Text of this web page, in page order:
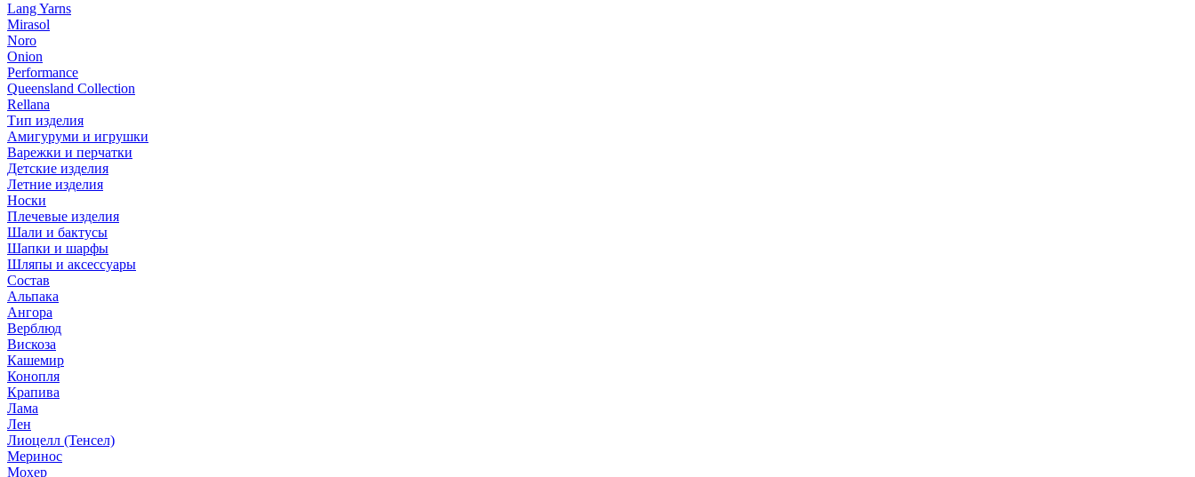
Lang Yarns
Mirasol
Noro
Onion
Performance
Queensland Collection
Rellana
Тип изделия
Амигуруми и игрушки
Варежки и перчатки
Детские изделия
Летние изделия
Носки
Плечевые изделия
Шали и бактусы
Шапки и шарфы
Шляпы и аксессуары
Состав
Альпака
Ангора
Верблюд
Вискоза
Кашемир
Конопля
Крапива
Лама
Лен
Лиоцелл (Тенсел)
Меринос
Мохер